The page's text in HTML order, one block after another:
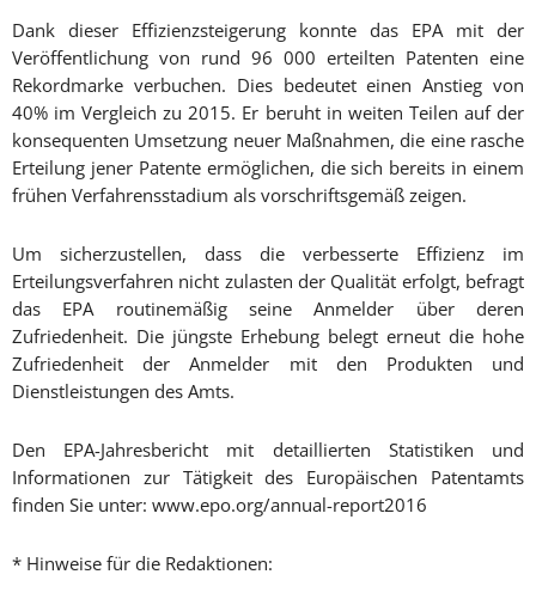
Dank dieser Effizienzsteigerung konnte das EPA mit der
Veröffentlichung von rund 96 000 erteilten Patenten eine
Rekordmarke verbuchen. Dies bedeutet einen Anstieg von
40% im Vergleich zu 2015. Er beruht in weiten Teilen auf der
konsequenten Umsetzung neuer Maßnahmen, die eine rasche
Erteilung jener Patente ermöglichen, die sich bereits in einem
frühen Verfahrensstadium als vorschriftsgemäß zeigen.
Um sicherzustellen, dass die verbesserte Effizienz im
Erteilungsverfahren nicht zulasten der Qualität erfolgt, befragt
das EPA routinemäßig seine Anmelder über deren
Zufriedenheit. Die jüngste Erhebung belegt erneut die hohe
Zufriedenheit der Anmelder mit den Produkten und
Dienstleistungen des Amts.
Den EPA-Jahresbericht mit detaillierten Statistiken und
Informationen zur Tätigkeit des Europäischen Patentamts
finden Sie unter: www.epo.org/annual-report2016
* Hinweise für die Redaktionen: